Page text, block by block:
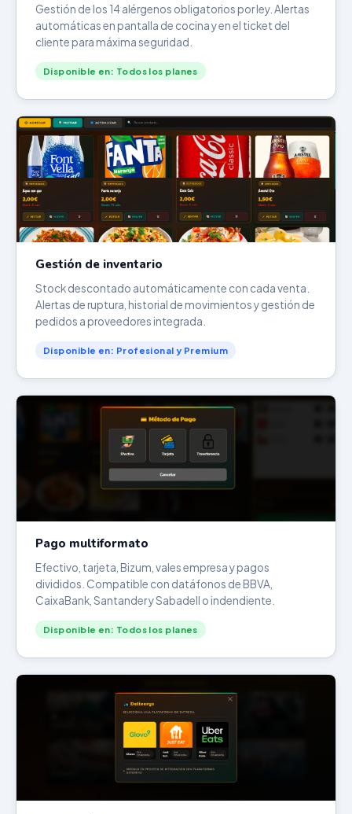
Gestión de los 14 alérgenos obligatorios por ley. Alertas
automáticas en pantalla de cocina y en el ticket del
cliente para máxima seguridad.
Disponible en: Todos los planes
Gestión de inventario
Stock descontado automáticamente con cada venta.
Alertas de ruptura, historial de movimientos y gestión de
pedidos a proveedores integrada.
Disponible en: Profesional y Premium
Pago multiformato
Efectivo, tarjeta, Bizum, vales empresa y pagos
divididos. Compatible con datáfonos de BBVA,
CaixaBank, Santander y Sabadell o indendiente.
Disponible en: Todos los planes